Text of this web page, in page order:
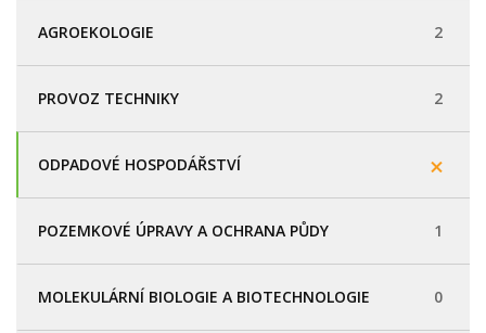
2
AGROEKOLOGIE
2
PROVOZ TECHNIKY
ODPADOVÉ HOSPODÁŘSTVÍ
1
POZEMKOVÉ ÚPRAVY A OCHRANA PŮDY
0
MOLEKULÁRNÍ BIOLOGIE A BIOTECHNOLOGIE